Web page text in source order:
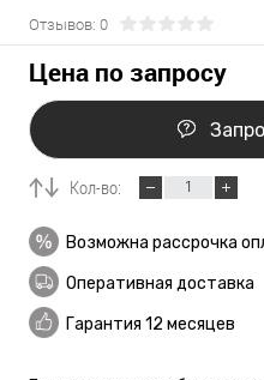
Отзывов: 0
Цена по запросу
Кол-во:
Возможна рассрочка
Оперативная доставка
Гарантия 12 месяцев